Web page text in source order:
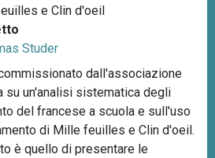
e Clin d'oeil
Studer
dall'associazione
su un'analisi sistematica degli
del francese a scuola e sull'uso
di Mille feuilles e Clin d'oeil.
è quello di presentare le